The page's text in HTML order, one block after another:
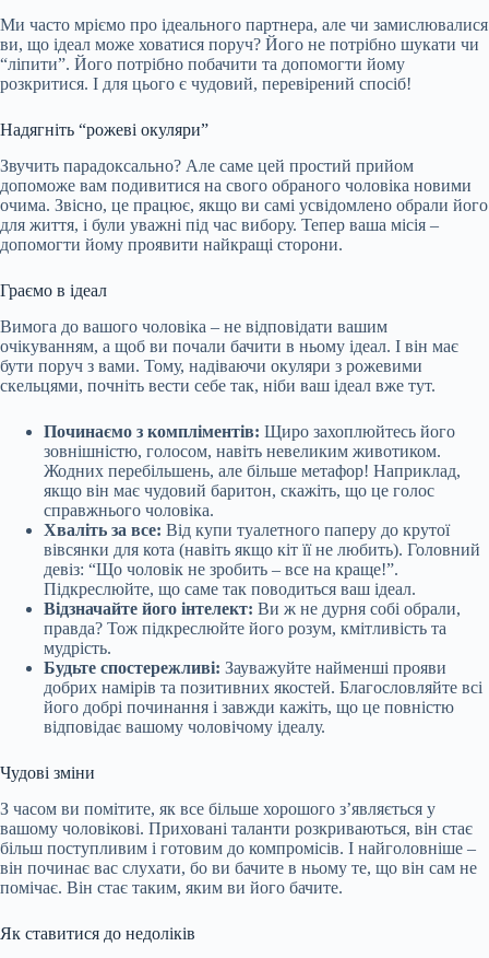
Ми часто мріємо про ідеального партнера, але чи замислювалися
ви, що ідеал може ховатися поруч? Його не потрібно шукати чи
“ліпити”. Його потрібно побачити та допомогти йому
розкритися. І для цього є чудовий, перевірений спосіб!
Надягніть “рожеві окуляри”
Звучить парадоксально? Але саме цей простий прийом
допоможе вам подивитися на свого обраного чоловіка новими
очима. Звісно, це працює, якщо ви самі усвідомлено обрали його
для життя, і були уважні під час вибору. Тепер ваша місія –
допомогти йому проявити найкращі сторони.
Граємо в ідеал
Вимога до вашого чоловіка – не відповідати вашим
очікуванням, а щоб ви почали бачити в ньому ідеал. І він має
бути поруч з вами. Тому, надіваючи окуляри з рожевими
скельцями, почніть вести себе так, ніби ваш ідеал вже тут.
Починаємо з компліментів: Щиро захоплюйтесь його
зовнішністю, голосом, навіть невеликим животиком.
Жодних перебільшень, але більше метафор! Наприклад,
якщо він має чудовий баритон, скажіть, що це голос
справжнього чоловіка.
Хваліть за все: Від купи туалетного паперу до крутої
вівсянки для кота (навіть якщо кіт її не любить). Головний
девіз: “Що чоловік не зробить – все на краще!”.
Підкреслюйте, що саме так поводиться ваш ідеал.
Відзначайте його інтелект: Ви ж не дурня собі обрали,
правда? Тож підкреслюйте його розум, кмітливість та
мудрість.
Будьте спостережливі: Зауважуйте найменші прояви
добрих намірів та позитивних якостей. Благословляйте всі
його добрі починання і завжди кажіть, що це повністю
відповідає вашому чоловічому ідеалу.
Чудові зміни
З часом ви помітите, як все більше хорошого з’являється у
вашому чоловікові. Приховані таланти розкриваються, він стає
більш поступливим і готовим до компромісів. І найголовніше –
він починає вас слухати, бо ви бачите в ньому те, що він сам не
помічає. Він стає таким, яким ви його бачите.
Як ставитися до недоліків